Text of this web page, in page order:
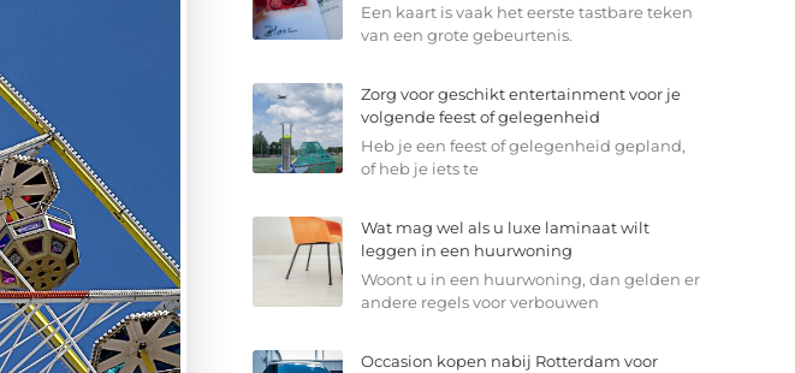
Een kaart is vaak het eerste tastbare teken
van een grote gebeurtenis.
Zorg voor geschikt entertainment voor je
volgende feest of gelegenheid
Heb je een feest of gelegenheid gepland,
of heb je iets te
Wat mag wel als u luxe laminaat wilt
leggen in een huurwoning
Woont u in een huurwoning, dan gelden er
andere regels voor verbouwen
Occasion kopen nabij Rotterdam voor